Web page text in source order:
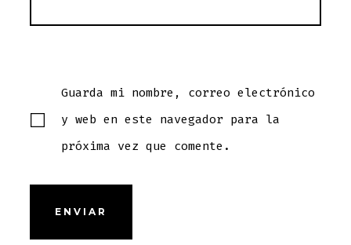
Guarda mi nombre, correo electrónico
y web en este navegador para la
próxima vez que comente.